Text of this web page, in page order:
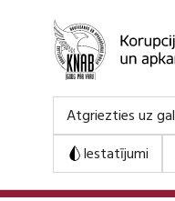
Atgriezties uz
Iestatījumi